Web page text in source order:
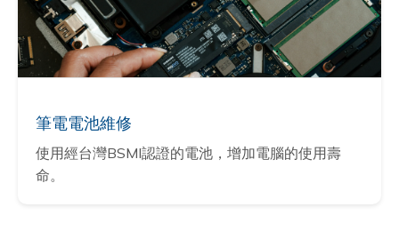
筆電電池維修
使用經台灣BSMI認證的電池，增加電腦的使用壽
命。